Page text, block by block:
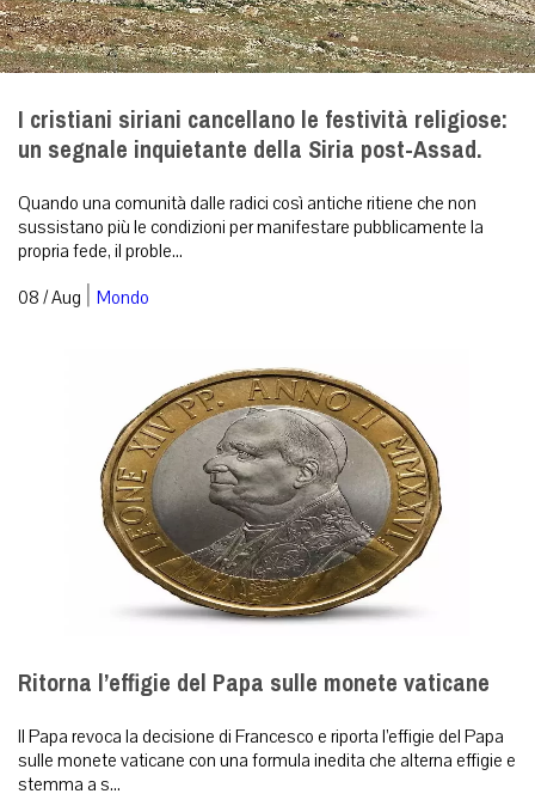
I cristiani siriani cancellano le festività religiose:
un segnale inquietante della Siria post-Assad.
Quando una comunità dalle radici così antiche ritiene che non
sussistano più le condizioni per manifestare pubblicamente la
propria fede, il proble...
08 / Aug | Mondo
Ritorna l’effigie del Papa sulle monete vaticane
Il Papa revoca la decisione di Francesco e riporta l’effigie del Papa
sulle monete vaticane con una formula inedita che alterna effigie e
stemma a s...